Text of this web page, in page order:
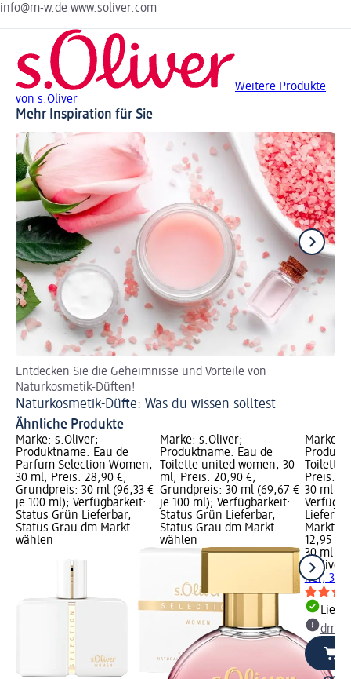
info@m-w.de www.soliver.com
Weitere Produkte
von s.Oliver
Mehr Inspiration für Sie
Entdecken Sie die Geheimnisse und Vorteile von
Naturkosmetik-Düften!
Naturkosmetik-Düfte: Was du wissen solltest
Ähnliche Produkte
Marke: s.Oliver;
Produktname: Eau de
Parfum Selection Women,
30 ml; Preis: 28,90 €;
Grundpreis: 30 ml (96,33 €
je 100 ml); Verfügbarkeit:
Status Grün Lieferbar,
Status Grau dm Markt
wählen
Marke: s.Oliver;
Produktname: Eau de
Toilette united women, 30
ml; Preis: 20,90 €;
Grundpreis: 30 ml (69,67 €
je 100 ml); Verfügbarkeit:
Status Grün Lieferbar,
Status Grau dm Markt
wählen
Marke:
Toilette
Preis:
30 ml
Markt
12,95 €
30 ml
s.Oliver
her, 30
dm